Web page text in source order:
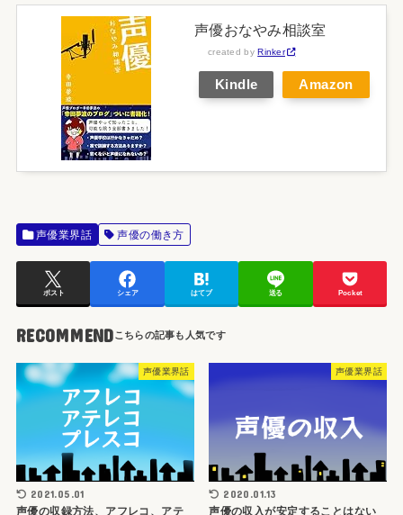
声優おなやみ相談室
created byRinker
Kindle Amazon
声優業界話 声優の働き方
ポスト シェア はてブ 送る Pocket
RECOMMEND
声優業界話
2021.05.01
声優の収録方法、アフレコ、アテ
声優業界話
2020.01.13
声優の収入が安定することはない